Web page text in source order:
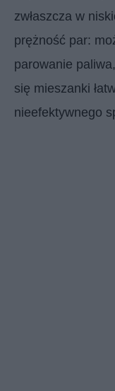
zwłaszcza w
prężność par:
parowanie
się mieszanki
nieefektywnego